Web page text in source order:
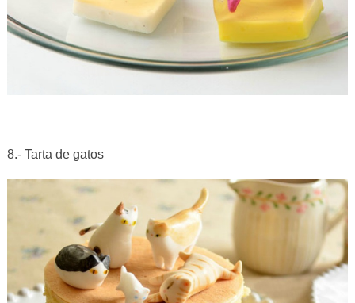
8.- Tarta de gatos